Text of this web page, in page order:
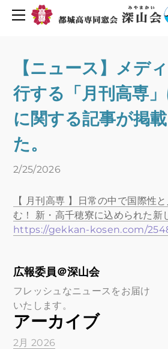
【ニュース】メデ
行する「月刊高専
に関する記事が掲
た。
2/25/2026
【 月刊高専 】日常の中で国際性
む！ 新・高千穂寮に込められた新
https://gekkan-kosen.com/
広報委員＠深山会
フレッシュなニュースをお届け
いたします。
アーカイブ
2月 2026
同窓会について
会則
組織図
役員名簿
メーリングリスト登
H30年度行事予定
H29年度行事予
新着情報
活動予定
Uターン転職情報
地元企業求人情
お問い合わせ